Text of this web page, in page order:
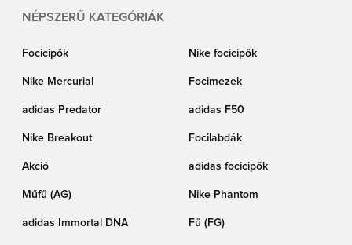
NÉPSZERŰ KATEGÓRIÁK
Focicipők Nike focicipők
Nike Mercurial Focimezek
adidas Predator adidas F50
Nike Breakout Focilabdák
Akció adidas focicipők
Műfű (AG) Nike Phantom
adidas Immortal DNA Fű (FG)